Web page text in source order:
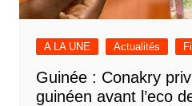
A LA UNE Actualités
Guinée : Conakry
guinéen avant l’eco